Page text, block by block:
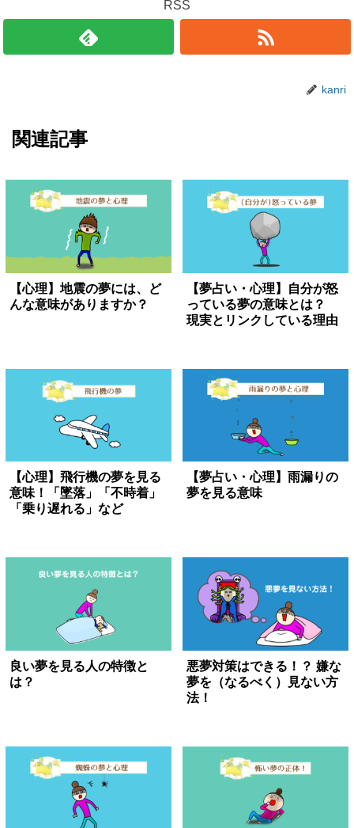
RSS
kanri
関連記事
【心理】地震の夢には、ど
んな意味がありますか？
【夢占い・心理】自分が怒
っている夢の意味とは？
現実とリンクしている理由
【心理】飛行機の夢を見る
意味！「墜落」「不時着」
「乗り遅れる」など
【夢占い・心理】雨漏りの
夢を見る意味
良い夢を見る人の特徴と
は？
悪夢対策はできる！？ 嫌な
夢を（なるべく）見ない方
法！